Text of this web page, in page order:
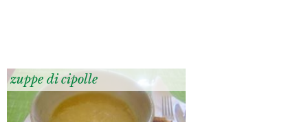
zuppe di cipolle